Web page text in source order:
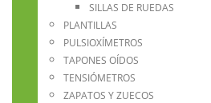
SILLAS DE RUEDAS
PLANTILLAS
PULSIOXÍMETROS
TAPONES OÍDOS
TENSIÓMETROS
ZAPATOS Y ZUECOS